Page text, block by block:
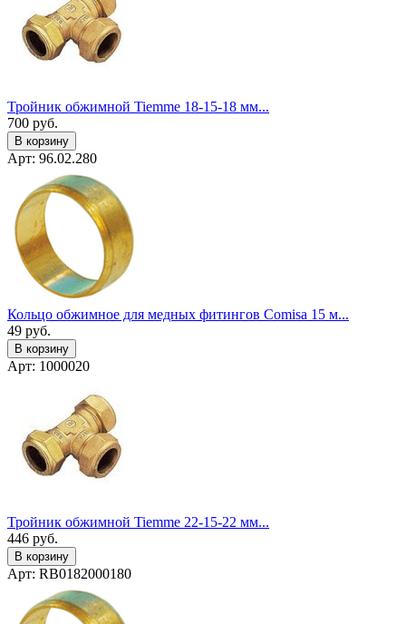
Тройник обжимной Tiemme 18-15-18 мм...
700 руб.
В корзину
Арт: 96.02.280
Кольцо обжимное для медных фитингов Comisa 15 м...
49 руб.
В корзину
Арт: 1000020
Тройник обжимной Tiemme 22-15-22 мм...
446 руб.
В корзину
Арт: RB0182000180